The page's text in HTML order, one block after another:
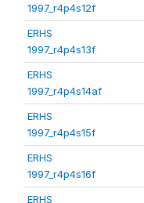
1997_r4p4s12f
ERHS
1997_r4p4s13f
ERHS
1997_r4p4s14af
ERHS
1997_r4p4s15f
ERHS
1997_r4p4s16f
ERHS